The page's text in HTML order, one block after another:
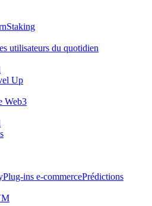
Staking
utilisateurs du quotidien
Up
Web3
Plug-ins e-commercePrédictions